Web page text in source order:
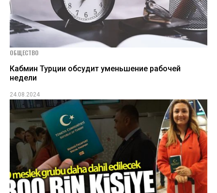
ОБЩЕСТВО
Кабмин Турции обсудит уменьшение рабочей
недели
24.08.2024